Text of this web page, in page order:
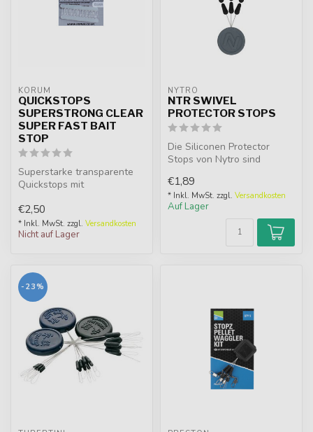
KORUM
QUICKSTOPS
SUPERSTRONG CLEAR
SUPER FAST BAIT
STOP
Superstarke transparente
Quickstops mit
am Haar. Für...
€2,50
* Inkl. MwSt. zzgl. Versandkosten
Nicht auf Lager
NYTRO
NTR SWIVEL
PROTECTOR STOPS
Die Siliconen Protector
Stops von Nytro sind
Knoten zu s...
€1,89
* Inkl. MwSt. zzgl. Versandkosten
Auf Lager
-23%